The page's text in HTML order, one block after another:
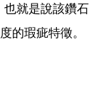
也就是說該鑽石
的瑕疵特徵。